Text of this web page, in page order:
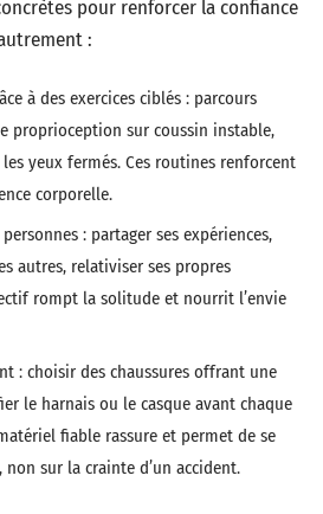
pour renforcer la confiance
:
à des exercices ciblés : parcours
proprioception sur coussin instable,
yeux fermés. Ces routines renforcent
corporelle.
personnes : partager ses expériences,
autres, relativiser ses propres
rompt la solitude et nourrit l’envie
: choisir des chaussures offrant une
le harnais ou le casque avant chaque
fiable rassure et permet de se
sur la crainte d’un accident.